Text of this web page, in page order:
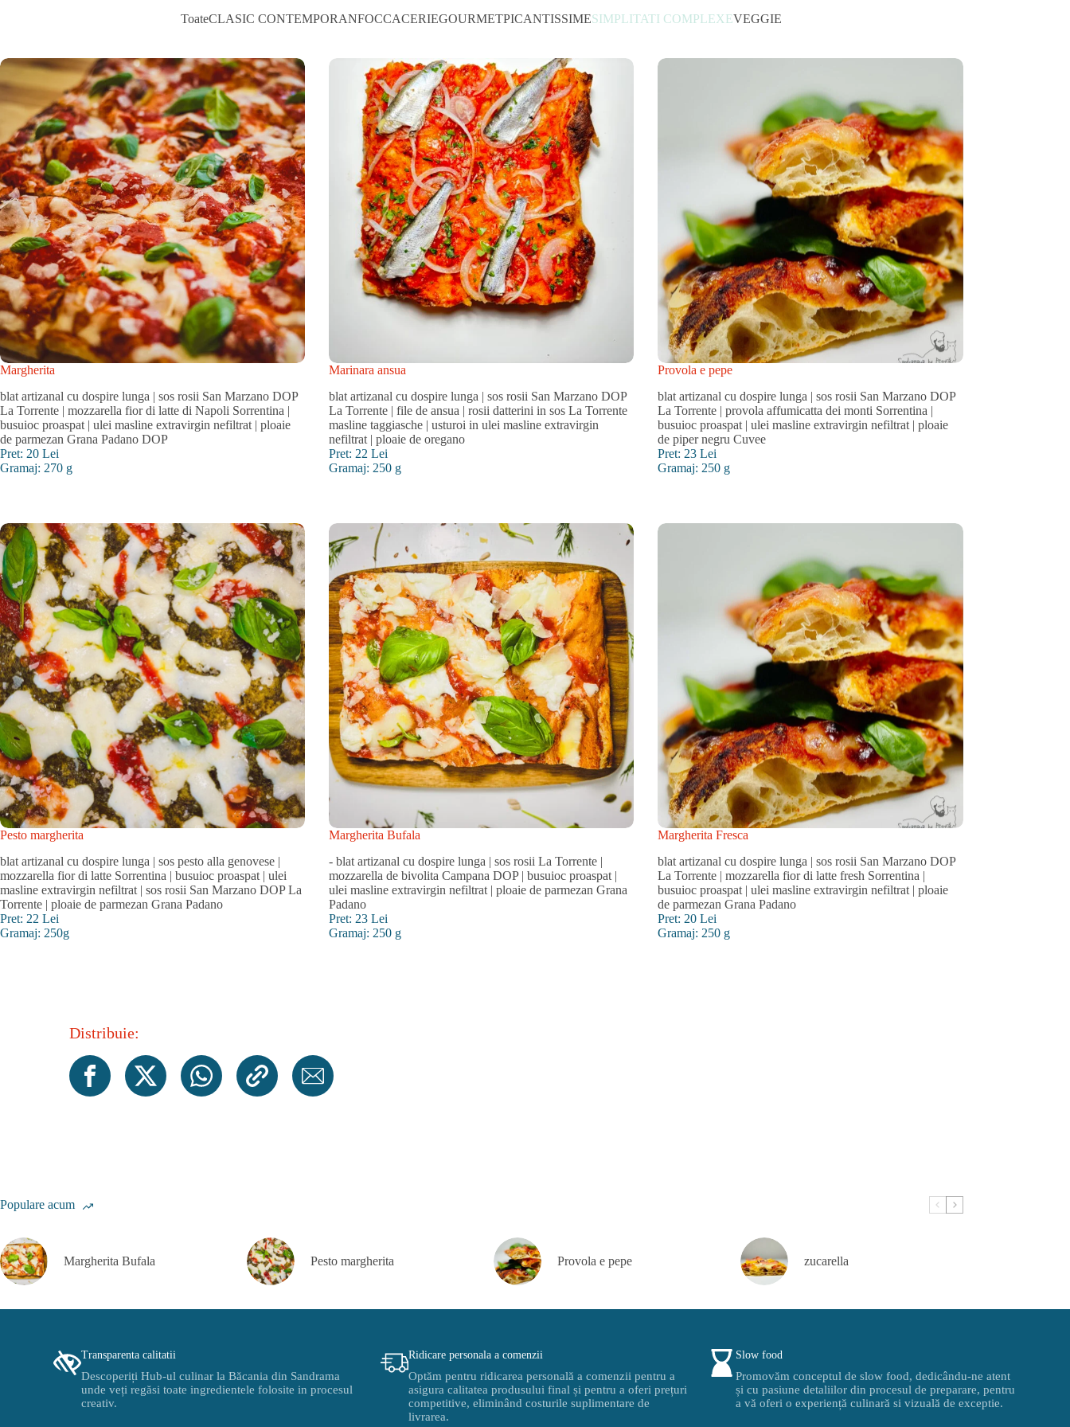
ToateCLASIC CONTEMPORANFOCCACERIEGOURMETPICANTISSIMESIMPLITATI COMPLEXEVEGGIE
Margherita
blat artizanal cu dospire lunga | sos rosii San Marzano DOP
La Torrente | mozzarella fior di latte di Napoli Sorrentina |
busuioc proaspat | ulei masline extravirgin nefiltrat | ploaie
de parmezan Grana Padano DOP
Pret: 20 Lei
Gramaj: 270 g
Marinara ansua
blat artizanal cu dospire lunga | sos rosii San Marzano DOP
La Torrente | file de ansua | rosii datterini in sos La Torrente
masline taggiasche | usturoi in ulei masline extravirgin
nefiltrat | ploaie de oregano
Pret: 22 Lei
Gramaj: 250 g
Provola e pepe
blat artizanal cu dospire lunga | sos rosii San Marzano DOP
La Torrente | provola affumicatta dei monti Sorrentina |
busuioc proaspat | ulei masline extravirgin nefiltrat | ploaie
de piper negru Cuvee
Pret: 23 Lei
Gramaj: 250 g
Pesto margherita
blat artizanal cu dospire lunga | sos pesto alla genovese |
mozzarella fior di latte Sorrentina | busuioc proaspat | ulei
masline extravirgin nefiltrat | sos rosii San Marzano DOP La
Torrente | ploaie de parmezan Grana Padano
Pret: 22 Lei
Gramaj: 250g
Margherita Bufala
- blat artizanal cu dospire lunga | sos rosii La Torrente |
mozzarella de bivolita Campana DOP | busuioc proaspat |
ulei masline extravirgin nefiltrat | ploaie de parmezan Grana
Padano
Pret: 23 Lei
Gramaj: 250 g
Margherita Fresca
blat artizanal cu dospire lunga | sos rosii San Marzano DOP
La Torrente | mozzarella fior di latte fresh Sorrentina |
busuioc proaspat | ulei masline extravirgin nefiltrat | ploaie
de parmezan Grana Padano
Pret: 20 Lei
Gramaj: 250 g
Distribuie:
Populare acum
Margherita Bufala Pesto margherita Provola e pepe zucarella
Transparenta calitatii
Descoperiți Hub-ul culinar la Băcania din Sandrama
unde veți regăsi toate ingredientele folosite in procesul
creativ.
Ridicare personala a comenzii
Optăm pentru ridicarea personală a comenzii pentru a
asigura calitatea produsului final și pentru a oferi prețuri
competitive, eliminând costurile suplimentare de
livrarea.
Slow food
Promovăm conceptul de slow food, dedicându-ne atent
și cu pasiune detaliilor din procesul de preparare, pentru
a vă oferi o experiență culinară si vizuală de exceptie.